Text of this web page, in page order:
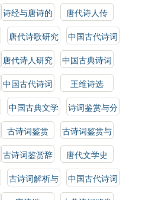
赏辞典
鉴赏辞典
诗经与唐诗的
比较研究
唐代诗人传
唐代诗歌研究
中国古代诗词
研究
唐代诗人研究
中国古典诗词
选
中国古代诗词
选
王维诗选
中国古典文学
史
诗词鉴赏与分
析
古诗词鉴赏
古诗词鉴赏与
解析
古诗词鉴赏辞
典
唐代文学史
古诗词解析与
鉴赏
中国古代诗词
概论